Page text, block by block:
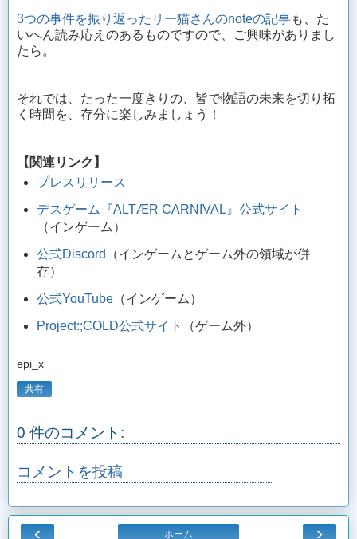
3つの事件を振り返ったリー猫さんのnoteの記事も、た
いへん読み応えのあるものですので、ご興味がありまし
たら。
それでは、たった一度きりの、皆で物語の未来を切り拓
く時間を、存分に楽しみましょう！
【関連リンク】
プレスリリース
デスゲーム『ALTÆR CARNIVAL』公式サイト
（インゲーム）
公式Discord （インゲームとゲーム外の領域が併
存）
公式YouTube（インゲーム）
Project:;COLD公式サイト
（ゲーム外）
epi_x
共有
0 件のコメント:
コメントを投稿
‹ ›
ホーム